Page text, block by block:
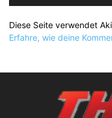
Diese Seite verwendet
Erfahre, wie deine